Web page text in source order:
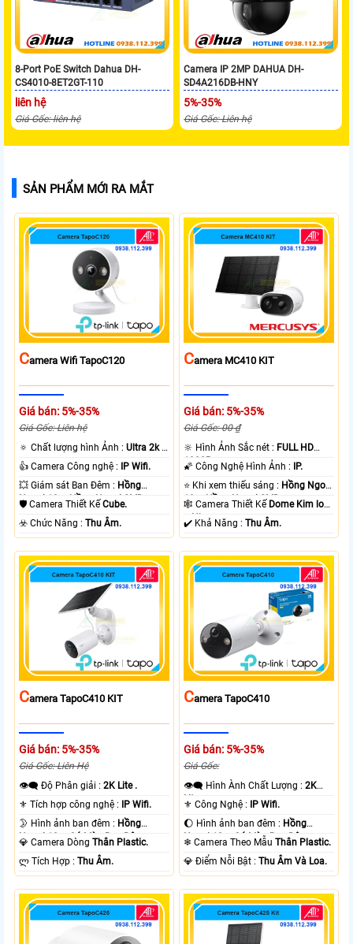
8-Port PoE Switch Dahua DH-
CS4010-8ET2GT-110
liên hệ
Giá Gốc: liên hệ
Camera IP 2MP DAHUA DH-
SD4A216DB-HNY
5%-35%
Giá Gốc: Liên hệ
SẢN PHẨM MỚI RA MẮT
CAmera Wifi TapoC120
Giá bán: 5%-35%
Giá Gốc: Liên hệ
🔅 Chất lượng hình Ảnh :Ultra 2k +
.
👍 Camera Công nghệ :
IP Wifi.
💥 Giám sát Ban Đêm : Hồng
Ngoại 10m Hồng Ngoại SMD.
🛡 Camera Thiết KếCube.
️☣️ Chức Năng :Thu Âm.
CAmera MC410 KIT
Giá bán: 5%-35%
Giá Gốc: 00 ₫
🔆 Hình Ảnh Sắc nét : FULL HD
1080P .
🌠 Công Nghệ Hình Ảnh :
IP.
⭐ Khi xem thiếu sáng : Hồng Ngoại
10m Hồng Ngoại SMD.
🕸️ Camera Thiết Kế Dome Kim loại
+ Nhựa.
️✔️ Khả Năng :Thu Âm.
CAmera TapoC410 KIT
Giá bán: 5%-35%
Giá Gốc: Liên Hệ
👁️‍🗨 Độ Phân giải :2K Lite .
⚜️ Tích hợp công nghệ :
IP Wifi.
🌛 Hình ảnh ban đêm : Hồng
Ngoại 10m Có Màu Ban Ðêm.
💎 Camera DòngThân Plastic.
️ლ Tích Hợp :Thu Âm.
CAmera TapoC410
Giá bán: 5%-35%
Giá Gốc:
👁️‍🗨 Hình Ành Chất Lượng :2K
Lite .
⚜️ Công Nghệ :
IP Wifi.
🌔 Hình ảnh ban đêm : Hồng
Ngoại 10m Có Màu Ban Ðêm.
❄ Camera Theo MẫuThân Plastic.
️💎 Điểm Nỗi Bật :Thu Âm Và Loa.